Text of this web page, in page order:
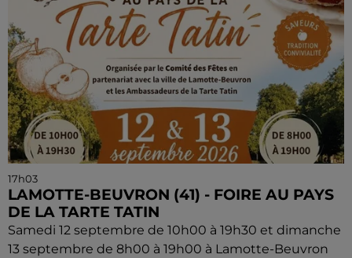
17h03
LAMOTTE-BEUVRON (41) - FOIRE AU PAYS
DE LA TARTE TATIN
Samedi 12 septembre de 10h00 à 19h30 et dimanche
13 septembre de 8h00 à 19h00 à Lamotte-Beuvron